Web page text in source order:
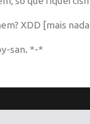
XDD [mais
san. *-*